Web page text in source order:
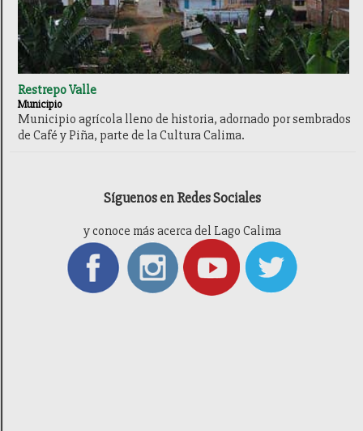
Restrepo Valle
Municipio
Municipio agrícola lleno de historia, adornado por sembrados
de Café y Piña, parte de la Cultura Calima.
Síguenos en Redes Sociales
y conoce más acerca del Lago Calima